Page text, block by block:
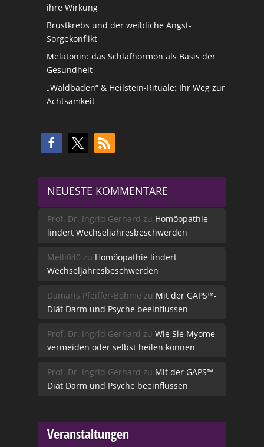
ihre Wirkung
Brustkrebs und der weibliche Angst-
Sorgekonflikt
Melatonin: das Schlafhormon als Basis der
Gesundheit
„Waldbaden“ & Heilstein-Rituale: Ihr Weg zur
Achtsamkeit
NEUESTE KOMMENTARE
Prof. Dr. Ingrid Gerhard zu Homöopathie
lindert Wechseljahresbeschwerden
Melli040 zu Homöopathie lindert
Wechseljahresbeschwerden
Damaris Pfeiffer-Böhme zu Mit der GAPS™-
Diät Darm und Psyche beeinflussen
Prof. Dr. Ingrid Gerhard zu Wie Sie Myome
vermeiden oder selbst heilen können
Prof. Dr. Ingrid Gerhard zu Mit der GAPS™-
Diät Darm und Psyche beeinflussen
Veranstaltungen